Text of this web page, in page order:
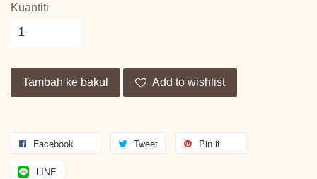
Kuantiti
Tambah ke bakul Add to wishlist
Facebook Tweet Pin it
LINE